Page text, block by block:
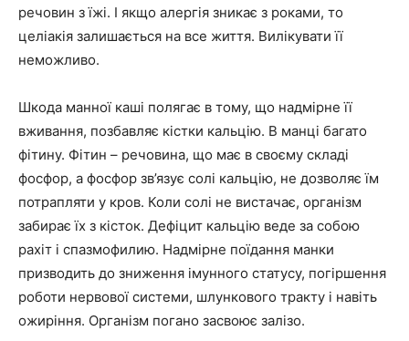
речовин з їжі. І якщо алергія зникає з роками, то
целіакія залишається на все життя. Вилікувати її
неможливо.
Шкода манної каші полягає в тому, що надмірне її
вживання, позбавляє кістки кальцію. В манці багато
фітину. Фітин – речовина, що має в своєму складі
фосфор, а фосфор зв’язує солі кальцію, не дозволяє їм
потрапляти у кров. Коли солі не вистачає, організм
забирає їх з кісток. Дефіцит кальцію веде за собою
рахіт і спазмофилию. Надмірне поїдання манки
призводить до зниження імунного статусу, погіршення
роботи нервової системи, шлункового тракту і навіть
ожиріння. Організм погано засвоює залізо.